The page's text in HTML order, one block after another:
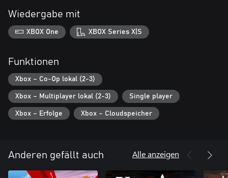
Wiedergabe mit
XBOX One XBOX Series X|S
Funktionen
Xbox – Co-Op lokal (2-3)
Xbox – Multiplayer lokal (2-3) Single player
Xbox – Erfolge Xbox – Cloudspeicher
Anderen gefällt auch Alle anzeigen